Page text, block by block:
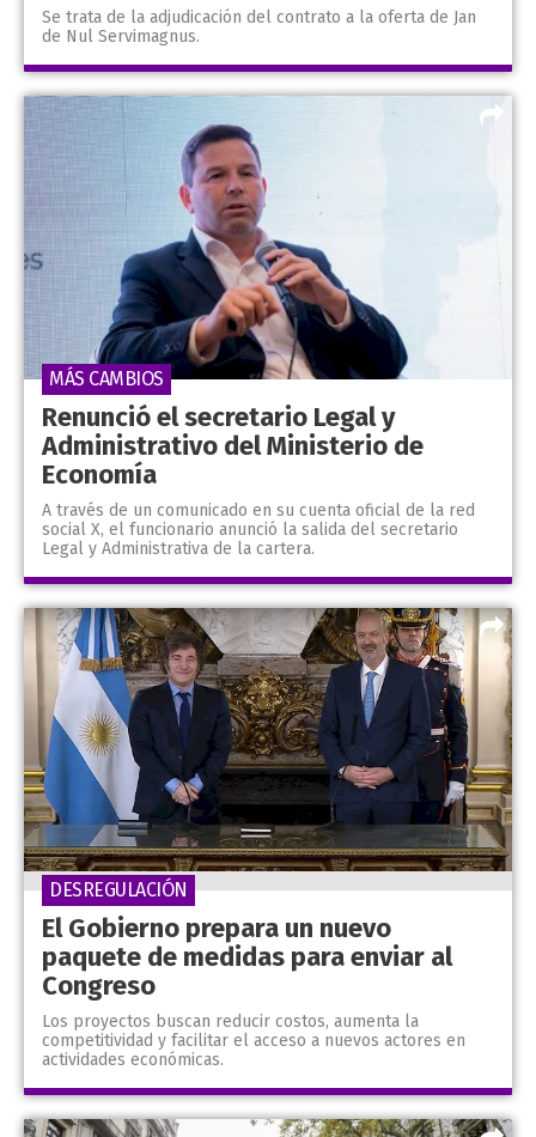
Se trata de la adjudicación del contrato a la oferta de Jan
de Nul Servimagnus.
Renunció el secretario Legal y
Administrativo del Ministerio de
Economía
A través de un comunicado en su cuenta oficial de la red
social X, el funcionario anunció la salida del secretario
Legal y Administrativa de la cartera.
MÁS CAMBIOS
El Gobierno prepara un nuevo
paquete de medidas para enviar al
Congreso
Los proyectos buscan reducir costos, aumenta la
competitividad y facilitar el acceso a nuevos actores en
actividades económicas.
DESREGULACIÓN